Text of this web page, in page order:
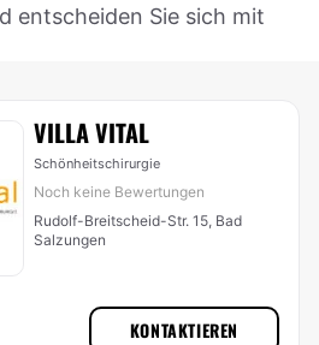
entscheiden Sie sich mit
VILLA VITAL
Schönheitschirurgie
Noch keine Bewertungen
Rudolf-Breitscheid-Str. 15, Bad
Salzungen
KONTAKTIEREN